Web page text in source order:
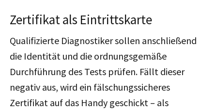
Zertifikat als Eintrittskarte
Qualifizierte Diagnostiker sollen anschließend
die Identität und die ordnungsgemäße
Durchführung des Tests prüfen. Fällt dieser
negativ aus, wird ein fälschungssicheres
Zertifikat auf das Handy geschickt – als